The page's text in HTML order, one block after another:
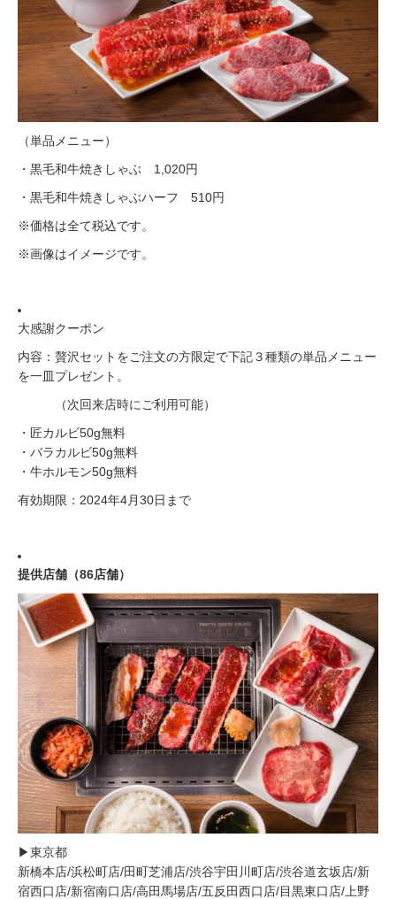
（単品メニュー）
・黒毛和牛焼きしゃぶ 1,020円
・黒毛和牛焼きしゃぶハーフ 510円
※価格は全て税込です。
※画像はイメージです。
大感謝クーポン
内容：贅沢セットをご注文の方限定で下記３種類の単品メニュー
を一皿プレゼント。
（次回来店時にご利用可能）
・匠カルビ50g無料
・バラカルビ50g無料
・牛ホルモン50g無料
有効期限：2024年4月30日まで
提供店舗（86店舗）
▶︎東京都
新橋本店/浜松町店/田町芝浦店/渋谷宇田川町店/渋谷道玄坂店/新
宿西口店/新宿南口店/高田馬場店/五反田西口店/目黒東口店/上野